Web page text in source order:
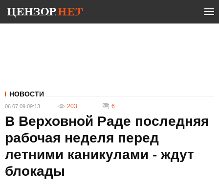
НОВОСТИ
06.07.09 09:13 203 6
В Верховной Раде последняя
рабочая неделя перед
летними каникулами - ждут
блокады